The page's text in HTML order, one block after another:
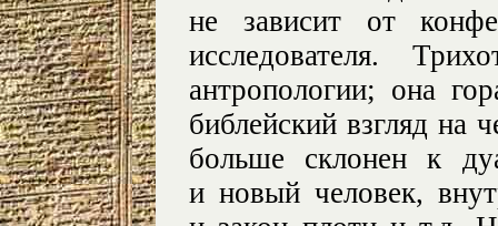
не зависит от
исследователя.
антропологии; она
библейский взгляд на
больше склонен к
и новый человек,